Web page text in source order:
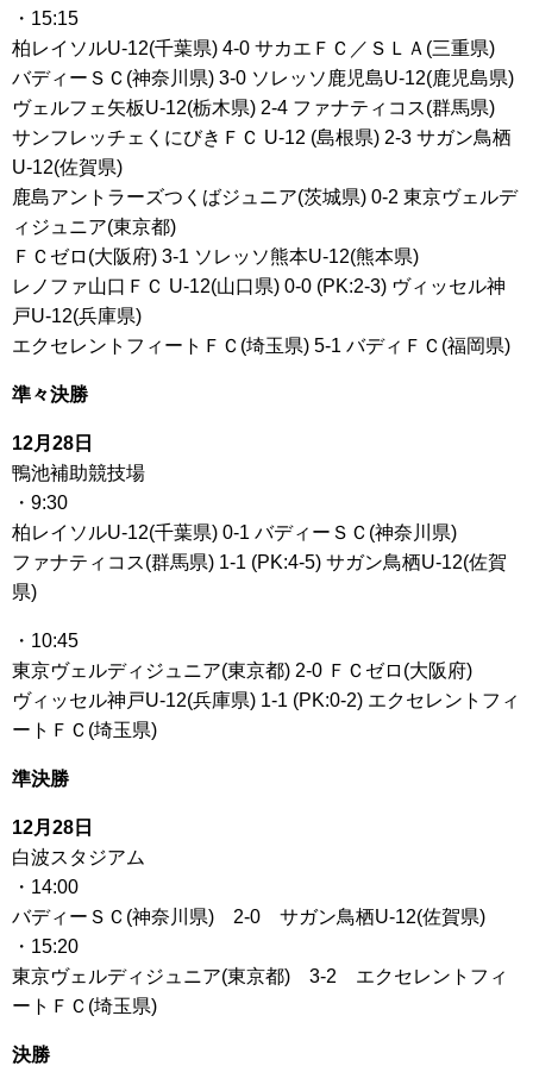
・15:15
柏レイソルU-12(千葉県) 4-0 サカエＦＣ／ＳＬＡ(三重県)
バディーＳＣ(神奈川県) 3-0 ソレッソ鹿児島U-12(鹿児島県)
ヴェルフェ矢板U-12(栃木県) 2-4 ファナティコス(群馬県)
サンフレッチェくにびきＦＣ U-12 (島根県) 2-3 サガン鳥栖
U-12(佐賀県)
鹿島アントラーズつくばジュニア(茨城県) 0-2 東京ヴェルデ
ィジュニア(東京都)
ＦＣゼロ(大阪府) 3-1 ソレッソ熊本U-12(熊本県)
レノファ山口ＦＣ U-12(山口県) 0-0 (PK:2-3) ヴィッセル神
戸U-12(兵庫県)
エクセレントフィートＦＣ(埼玉県) 5-1 バディＦＣ(福岡県)
準々決勝
12月28日
鴨池補助競技場
・9:30
柏レイソルU-12(千葉県) 0-1 バディーＳＣ(神奈川県)
ファナティコス(群馬県) 1-1 (PK:4-5) サガン鳥栖U-12(佐賀
県)
・10:45
東京ヴェルディジュニア(東京都) 2-0 ＦＣゼロ(大阪府)
ヴィッセル神戸U-12(兵庫県) 1-1 (PK:0-2) エクセレントフィ
ートＦＣ(埼玉県)
準決勝
12月28日
白波スタジアム
・14:00
バディーＳＣ(神奈川県) 2-0 サガン鳥栖U-12(佐賀県)
・15:20
東京ヴェルディジュニア(東京都) 3-2 エクセレントフィ
ートＦＣ(埼玉県)
決勝